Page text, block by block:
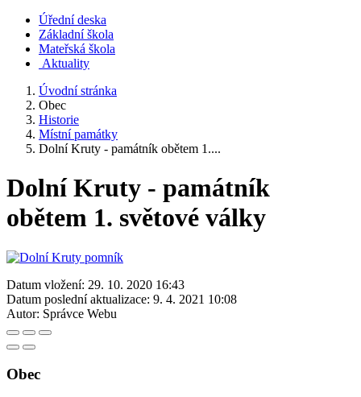
Úřední deska
Základní škola
Mateřská škola
Aktuality
Úvodní stránka
Obec
Historie
Místní památky
Dolní Kruty - památník obětem 1....
Dolní Kruty - památník
obětem 1. světové války
Datum vložení: 29. 10. 2020 16:43
Datum poslední aktualizace: 9. 4. 2021 10:08
Autor: Správce Webu
Obec